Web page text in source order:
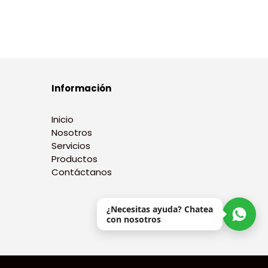
Información
Inicio
Nosotros
Servicios
Productos
Contáctanos
¿Necesitas ayuda? Chatea
con nosotros